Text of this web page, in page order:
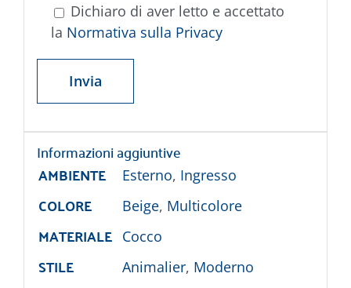
Dichiaro di aver letto e accettato
la Normativa sulla Privacy
Informazioni aggiuntive
AMBIENTE
Esterno, Ingresso
COLORE Beige, Multicolore
MATERIALE Cocco
STILE Animalier, Moderno